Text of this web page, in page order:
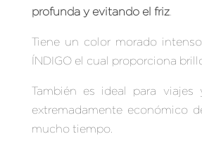
profunda y evitando el friz.
Tiene un color morado
ÍNDIGO el cual proporciona
También es ideal para viajes
extremadamente económico
mucho tiempo.